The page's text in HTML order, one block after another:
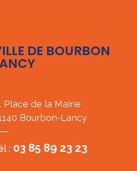
DE BOURBON
Place de la Mairie
Bourbon-Lancy
: 03 85 89 23 23